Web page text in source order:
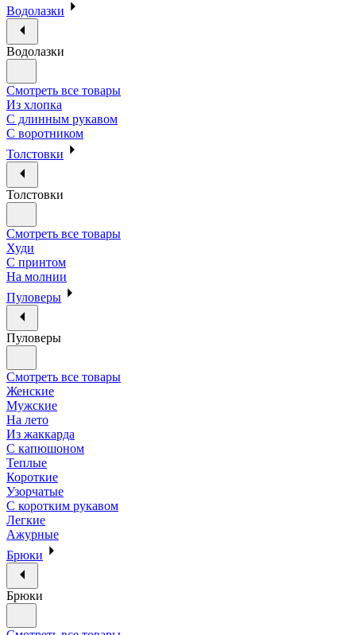
Водолазки
Водолазки
Смотреть все товары
Из хлопка
С длинным рукавом
С воротником
Толстовки
Толстовки
Смотреть все товары
Худи
С принтом
На молнии
Пуловеры
Пуловеры
Смотреть все товары
Женские
Мужские
На лето
Из жаккарда
С капюшоном
Теплые
Короткие
Узорчатые
С коротким рукавом
Легкие
Ажурные
Брюки
Брюки